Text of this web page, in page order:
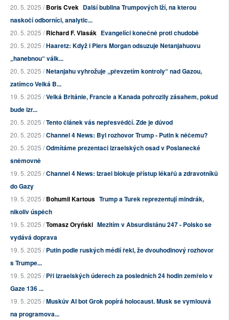
20. 5. 2025 /Boris Cvek Další bublina Trumpových lží, na kterou
naskočí odborníci, analytic...
20. 5. 2025 /Richard F. Vlasák Evangelíci konečně proti chudobě
20. 5. 2025 /Haaretz: Když i Piers Morgan odsuzuje Netanjahuovu
„hanebnou“ válk...
20. 5. 2025 /Netanjahu vyhrožuje „převzetím kontroly“ nad Gazou,
zatímco Velká B...
19. 5. 2025 /Velká Británie, Francie a Kanada pohrozily zásahem, pokud
bude izr...
20. 5. 2025 /Tento článek vás nepřesvědčí. Zde je důvod
20. 5. 2025 /Channel 4 News: Byl rozhovor Trump - Putin k něčemu?
20. 5. 2025 /Odmítáme prezentaci izraelských osad v Poslanecké
sněmovně
19. 5. 2025 /Channel 4 News: Izrael blokuje přístup lékařů a zdravotníků
do Gazy
19. 5. 2025 /Bohumil Kartous Trump a Turek reprezentují mindrák,
nikoliv úspěch
19. 5. 2025 /Tomasz Oryński Mezitím v Absurdistánu 247 - Polsko se
vydává doprava
19. 5. 2025 /Putin podle ruských médií řekl, že dvouhodinový rozhovor
s Trumpe...
19. 5. 2025 /Při izraelských úderech za posledních 24 hodin zemřelo v
Gaze 136 ...
19. 5. 2025 /Muskův AI bot Grok popírá holocaust. Musk se vymlouvá
na programova...